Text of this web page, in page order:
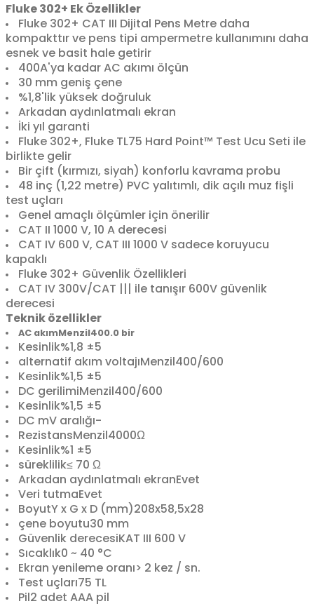
Fluke 302+ Ek Özellikler
Fluke 302+ CAT III Dijital Pens Metre daha
kompakttır ve pens tipi ampermetre kullanımını daha
esnek ve basit hale getirir
400A'ya kadar AC akımı ölçün
30 mm geniş çene
%1,8'lik yüksek doğruluk
Arkadan aydınlatmalı ekran
İki yıl garanti
Fluke 302+, Fluke TL75 Hard Point™ Test Ucu Seti ile
birlikte gelir
Bir çift (kırmızı, siyah) konforlu kavrama probu
48 inç (1,22 metre) PVC yalıtımlı, dik açılı muz fişli
test uçları
Genel amaçlı ölçümler için önerilir
CAT II 1000 V, 10 A derecesi
CAT IV 600 V, CAT III 1000 V sadece koruyucu
kapaklı
Fluke 302+ Güvenlik Özellikleri
CAT IV 300V/CAT ||| ile tanışır 600V güvenlik
derecesi
Teknik özellikler
AC akımMenzil400.0 bir
Kesinlik%1,8 ±5
alternatif akım voltajıMenzil400/600
Kesinlik%1,5 ±5
DC gerilimiMenzil400/600
Kesinlik%1,5 ±5
DC mV aralığı-
RezistansMenzil4000Ω
Kesinlik%1 ±5
süreklilik≤ 70 Ω
Arkadan aydınlatmalı ekranEvet
Veri tutmaEvet
BoyutY x G x D (mm)208x58,5x28
çene boyutu30 mm
Güvenlik derecesiKAT III 600 V
Sıcaklık0 ~ 40 °C
Ekran yenileme oranı> 2 kez / sn.
Test uçları75 TL
Pil2 adet AAA pil